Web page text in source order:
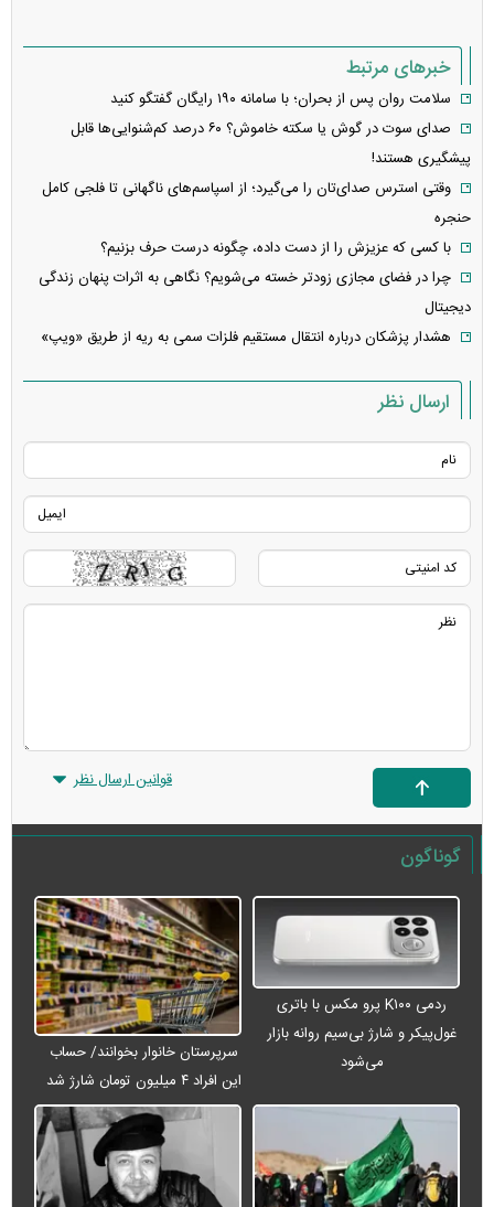
خبرهای مرتبط
سلامت روان پس از بحران؛ با سامانه ۱۹۰ رایگان گفتگو کنید
صدای سوت در گوش یا سکته خاموش؟ ۶۰ درصد کم‌شنوایی‌ها قابل
پیشگیری هستند!
وقتی استرس صدای‌تان را می‌گیرد؛ از اسپاسم‌های ناگهانی تا فلجی کامل
حنجره
با کسی که عزیزش را از دست داده، چگونه درست حرف بزنیم؟
چرا در فضای مجازی زودتر خسته می‌شویم؟ نگاهی به اثرات پنهان زندگی
دیجیتال
هشدار پزشکان درباره انتقال مستقیم فلزات سمی به ریه از طریق «ویپ»
ارسال نظر
قوانین ارسال نظر
گوناگون
ردمی K۱۰۰ پرو مکس با باتری
غول‌پیکر و شارژ بی‌سیم روانه بازار
می‌شود
سرپرستان خانوار بخوانند/ حساب
این افراد ۴ میلیون تومان شارژ شد